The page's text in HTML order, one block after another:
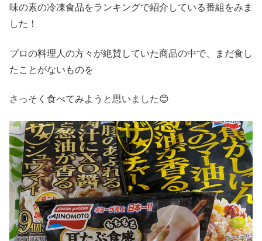
味の素の冷凍食品をランキングで紹介している番組をみま
した！
プロの料理人の方々が絶賛していた商品の中で、まだ食し
たことがないものを
さっそく食べてみようと思いました😊